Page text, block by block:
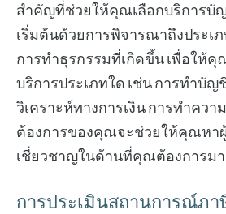
สำคัญที่ช่วยให้คุณเลือกบริการบั
เริ่มต้นด้วยการพิจารณาถึงประเ
การทำธุรกรรมที่เกิดขึ้น เพื่อให้คุ
บริการประเภทใด เช่น การทำบัญ
วิเคราะห์ทางการเงิน การทำควา
ต้องการของคุณจะช่วยให้คุณหา
เชี่ยวชาญในด้านที่คุณต้องการม
การประเมินสถานการณ์ภ